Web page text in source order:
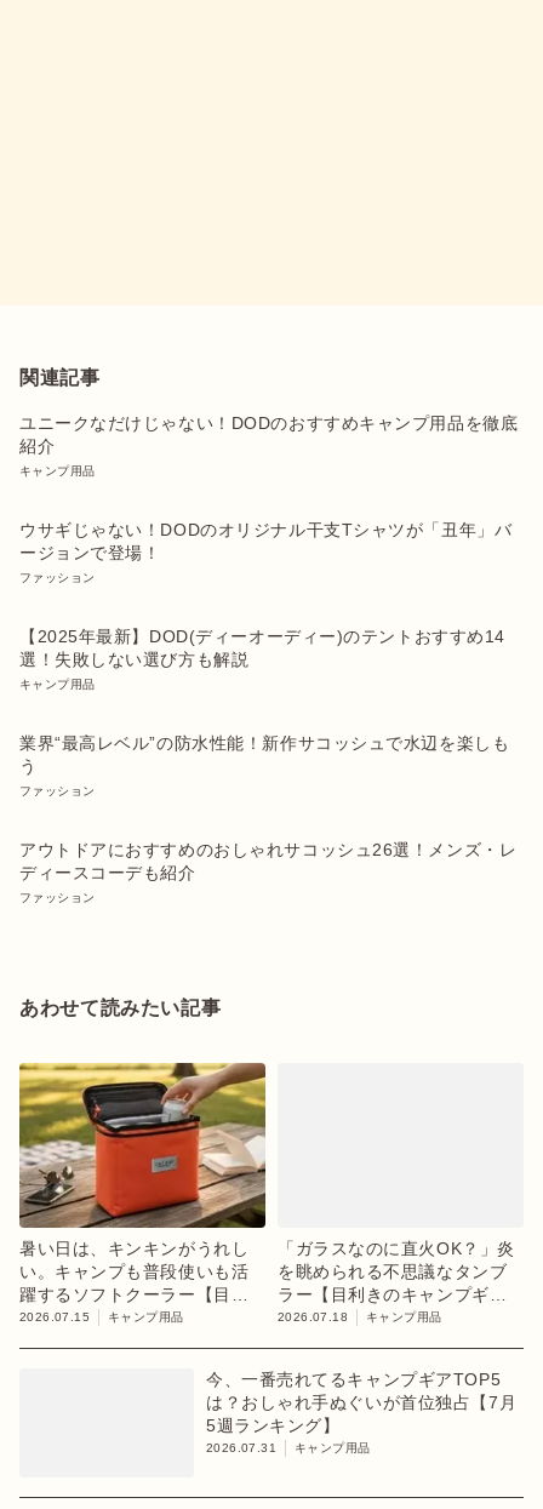
関連記事
ユニークなだけじゃない！DODのおすすめキャンプ用品を徹底
紹介
キャンプ用品
ウサギじゃない！DODのオリジナル干支Tシャツが「丑年」バ
ージョンで登場！
ファッション
【2025年最新】DOD(ディーオーディー)のテントおすすめ14
選！失敗しない選び方も解説
キャンプ用品
業界“最高レベル”の防水性能！新作サコッシュで水辺を楽しも
う
ファッション
アウトドアにおすすめのおしゃれサコッシュ26選！メンズ・レ
ディースコーデも紹介
ファッション
あわせて読みたい記事
暑い日は、キンキンがうれし
い。キャンプも普段使いも活
躍するソフトクーラー【目利
きのキャンプギア】
2026.07.15 キャンプ用品
「ガラスなのに直火OK？」炎
を眺められる不思議なタンブ
ラー【目利きのキャンプギ
ア】
2026.07.18 キャンプ用品
今、一番売れてるキャンプギアTOP5
は？おしゃれ手ぬぐいが首位独占【7月
5週ランキング】
2026.07.31 キャンプ用品